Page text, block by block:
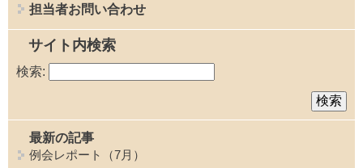
担当者お問い合わせ
サイト内検索
検索:
最新の記事
例会レポート（7月）